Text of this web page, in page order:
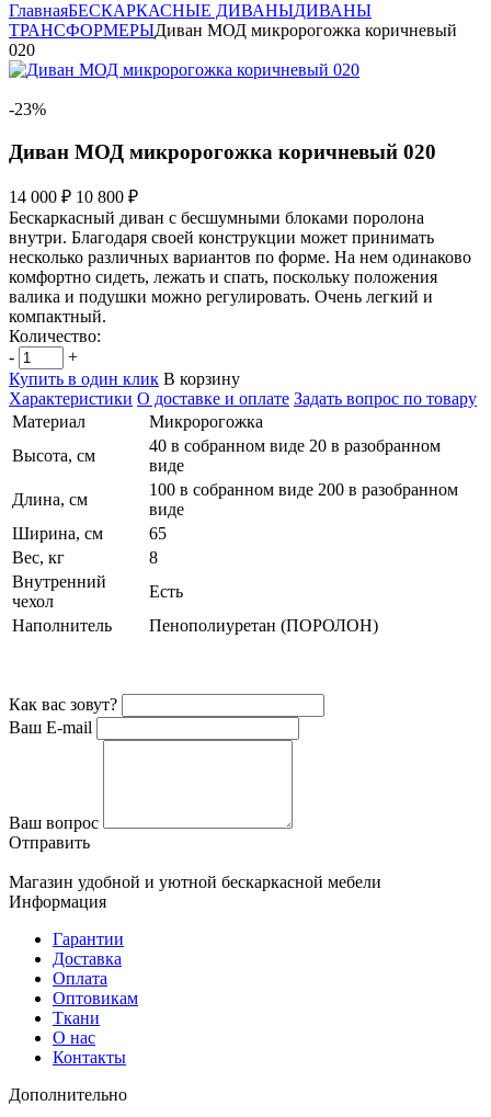
ГлавнаяБЕСКАРКАСНЫЕ ДИВАНЫДИВАНЫ
ТРАНСФОРМЕРЫДиван МОД микророгожка коричневый
020
-23%
Диван МОД микророгожка коричневый 020
14 000 ₽ 10 800 ₽
Бескаркасный диван с бесшумными блоками поролона
внутри. Благодаря своей конструкции может принимать
несколько различных вариантов по форме. На нем одинаково
комфортно сидеть, лежать и спать, поскольку положения
валика и подушки можно регулировать. Очень легкий и
компактный.
Количество:
-
+
Купить в один клик В корзину
Характеристики О доставке и оплате Задать вопрос по товару
Материал
Микророгожка
Высота, см
40 в собранном виде 20 в разобранном
виде
Длина, см
100 в собранном виде 200 в разобранном
виде
Ширина, см
65
Вес, кг
8
Внутренний
чехол
Есть
Наполнитель
Пенополиуретан (ПОРОЛОН)
Как вас зовут?
Ваш E-mail
Ваш вопрос
Отправить
Магазин удобной и уютной бескаркасной мебели
Информация
Гарантии
Доставка
Оплата
Оптовикам
Ткани
О нас
Контакты
Дополнительно